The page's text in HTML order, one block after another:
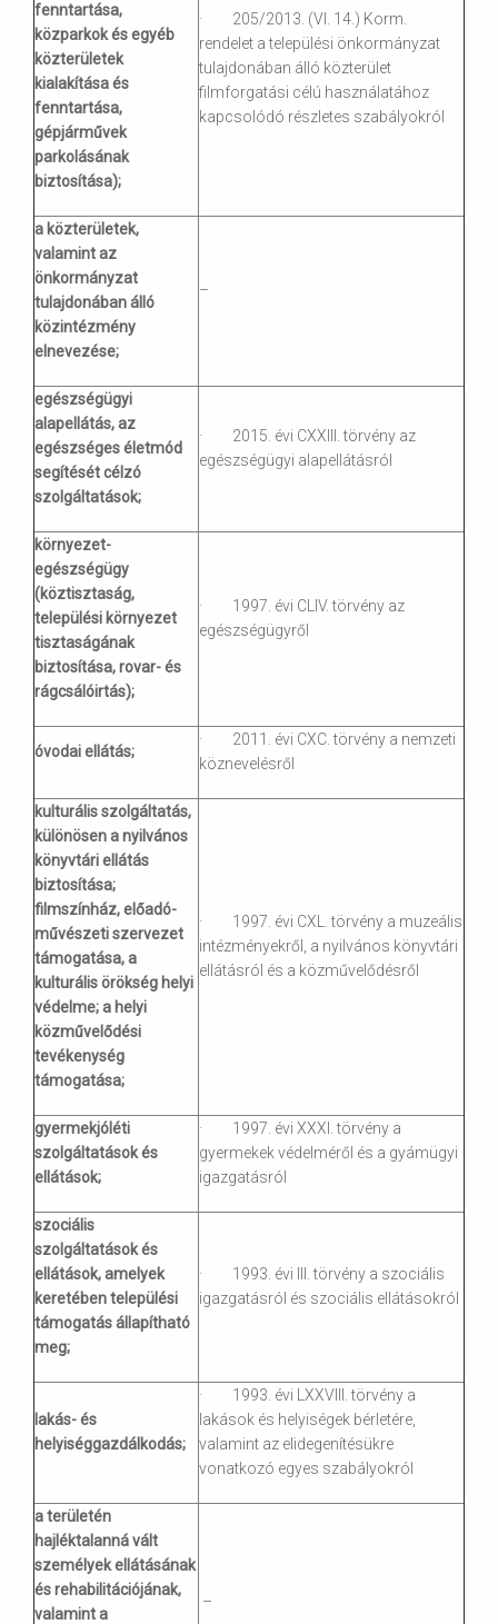
fenntartása,
közparkok és egyéb
közterületek
kialakítása és
fenntartása,
gépjárművek
parkolásának
biztosítása);
· 205/2013. (VI. 14.) Korm.
rendelet a települési önkormányzat
tulajdonában álló közterület
filmforgatási célú használatához
kapcsolódó részletes szabályokról
a közterületek,
valamint az
önkormányzat
tulajdonában álló
közintézmény
elnevezése;
–
egészségügyi
alapellátás, az
egészséges életmód
segítését célzó
szolgáltatások;
· 2015. évi CXXIII. törvény az
egészségügyi alapellátásról
környezet-
egészségügy
(köztisztaság,
települési környezet
tisztaságának
biztosítása, rovar- és
rágcsálóirtás);
· 1997. évi CLIV. törvény az
egészségügyről
óvodai ellátás;
· 2011. évi CXC. törvény a nemzeti
köznevelésről
kulturális szolgáltatás,
különösen a nyilvános
könyvtári ellátás
biztosítása;
filmszínház, előadó-
művészeti szervezet
támogatása, a
kulturális örökség helyi
védelme; a helyi
közművelődési
tevékenység
támogatása;
· 1997. évi CXL. törvény a muzeális
intézményekről, a nyilvános könyvtári
ellátásról és a közművelődésről
gyermekjóléti
szolgáltatások és
ellátások;
· 1997. évi XXXI. törvény a
gyermekek védelméről és a gyámügyi
igazgatásról
szociális
szolgáltatások és
ellátások, amelyek
keretében települési
támogatás állapítható
meg;
· 1993. évi III. törvény a szociális
igazgatásról és szociális ellátásokról
lakás- és
helyiséggazdálkodás;
· 1993. évi LXXVIII. törvény a
lakások és helyiségek bérletére,
valamint az elidegenítésükre
vonatkozó egyes szabályokról
a területén
hajléktalanná vált
személyek ellátásának
és rehabilitációjának,
valamint a
–